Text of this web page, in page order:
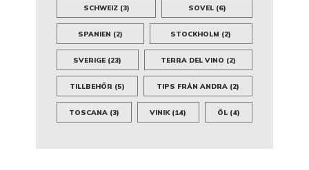
SCHWEIZ(3) SOVEL(6)
SPANIEN (2) STOCKHOLM (2)
SVERIGE (23) TERRA DEL VINO (2)
TILLBEHÖR (5) TIPS FRÅN ANDRA (2)
TOSCANA (3) VINIK(14) ÖL(4)